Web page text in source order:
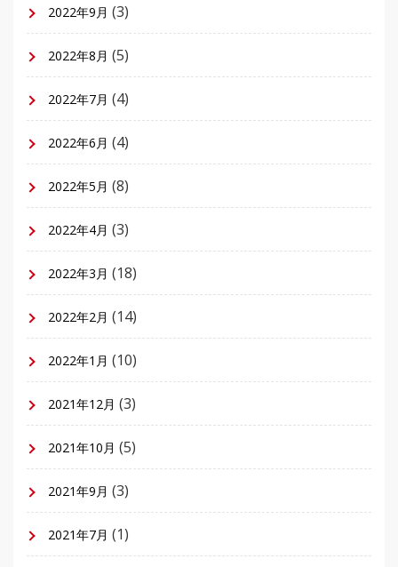
2022年9月 (3)
2022年8月 (5)
2022年7月 (4)
2022年6月 (4)
2022年5月 (8)
2022年4月 (3)
2022年3月 (18)
2022年2月 (14)
2022年1月 (10)
2021年12月 (3)
2021年10月 (5)
2021年9月 (3)
2021年7月 (1)